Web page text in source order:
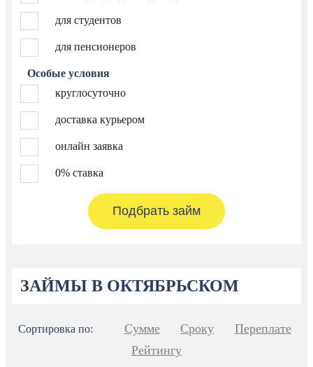
для студентов
для пенсионеров
Особые условия
круглосуточно
доставка курьером
онлайн заявка
0% ставка
ЗАЙМЫ В ОКТЯБРЬСКОМ
Сортировка по: Сумме Сроку
Переплате
Рейтингу